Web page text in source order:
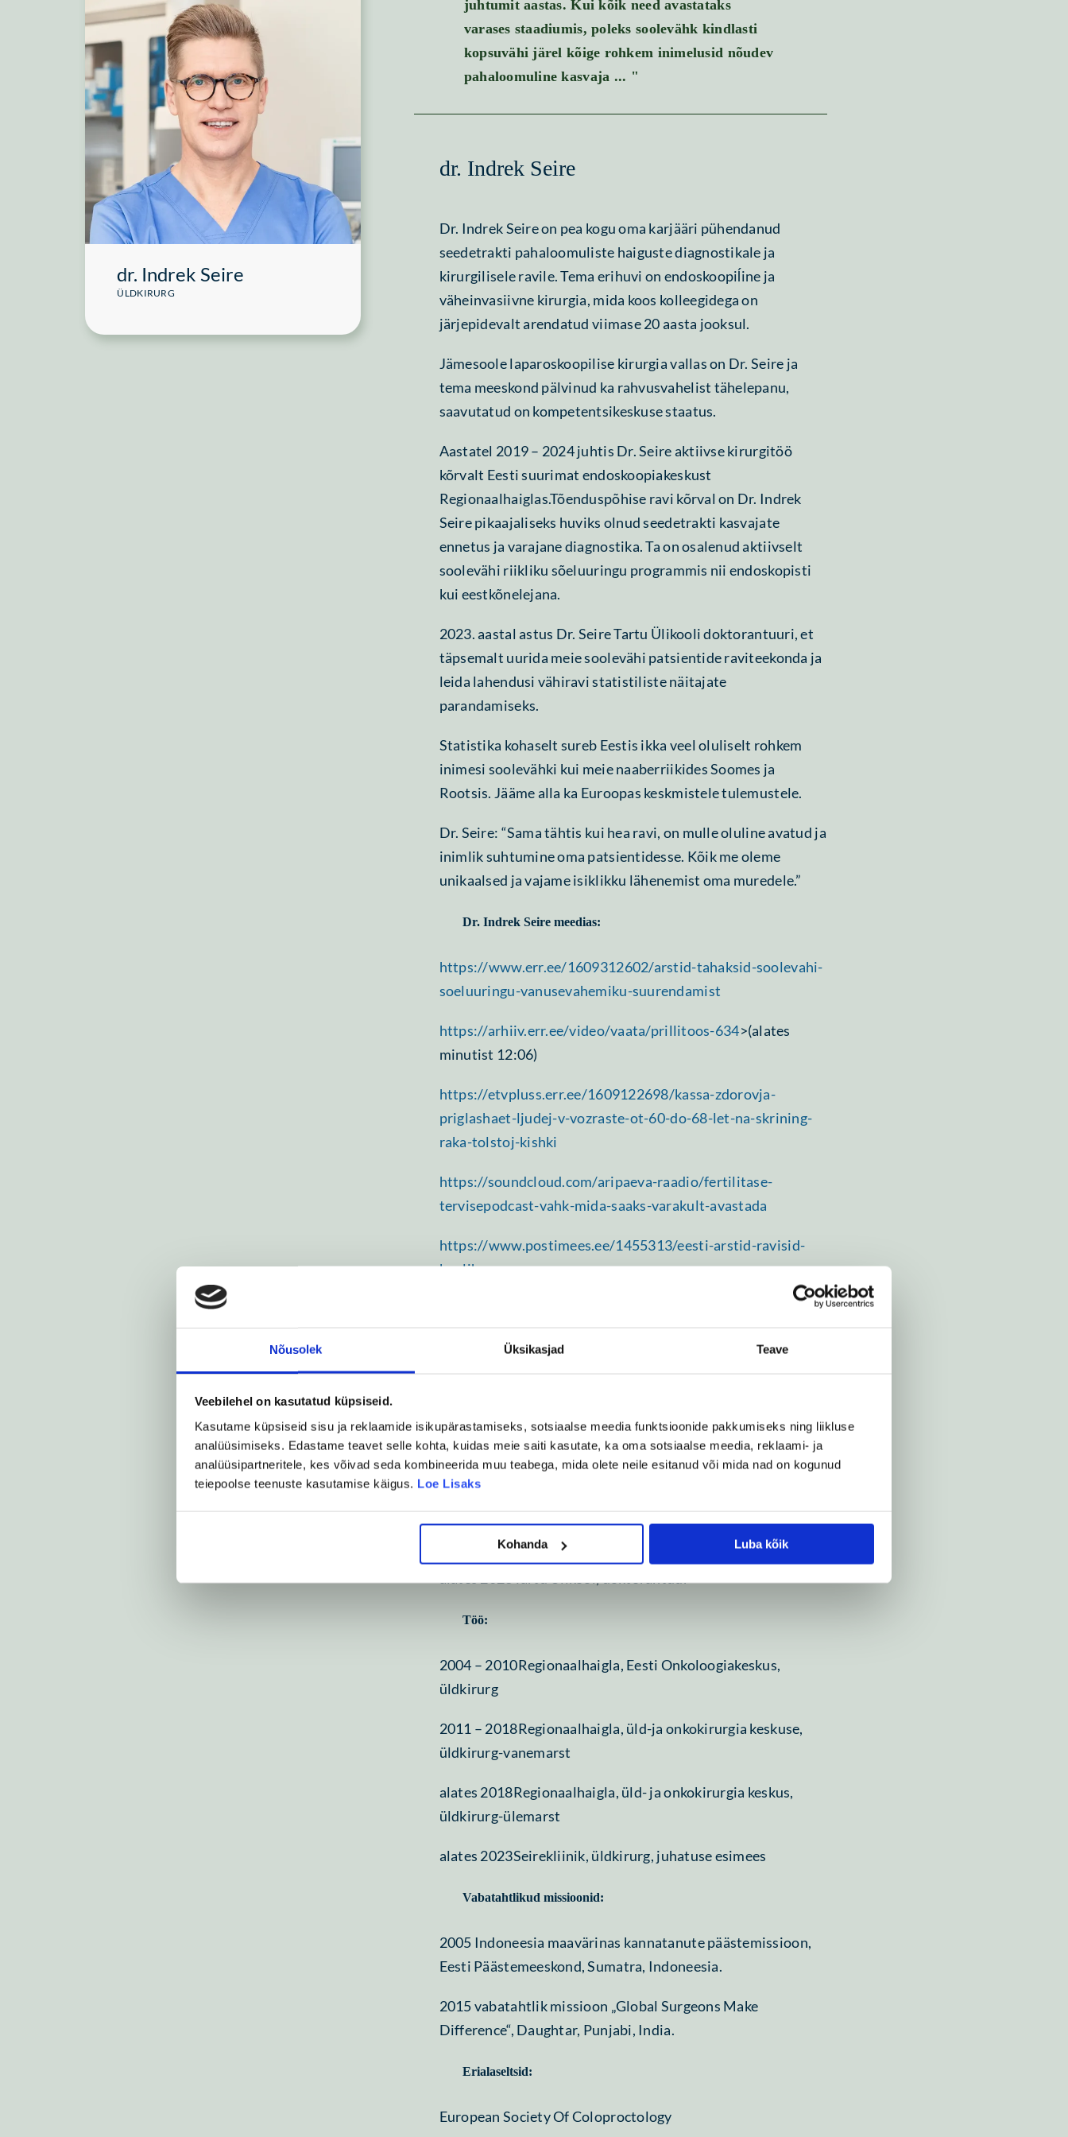
Nõusolek Üksikasjad Teave
Veebilehel on kasutatud küpsiseid.
Kasutame küpsiseid sisu ja reklaamide isikupärastamiseks, sotsiaalse meedia funktsioonide pakkumiseks ning liikluse
analüüsimiseks. Edastame teavet selle kohta, kuidas meie saiti kasutate, ka oma sotsiaalse meedia, reklaami- ja
analüüsipartneritele, kes võivad seda kombineerida muu teabega, mida olete neile esitanud või mida nad on kogunud
teiepoolse teenuste kasutamise käigus. Loe Lisaks
Kohanda Luba kõik
dr. Indrek Seire
ÜLDKIRURG
juhtumit aastas. Kui kõik need avastataks
varases staadiumis, poleks soolevähk kindlasti
kopsuvähi järel kõige rohkem inimelusid nõudev
pahaloomuline kasvaja ... "
dr. Indrek Seire
Dr. Indrek Seire on pea kogu oma karjääri pühendanud
seedetrakti pahaloomuliste haiguste diagnostikale ja
kirurgilisele ravile. Tema erihuvi on endoskoopiĺine ja
väheinvasiivne kirurgia, mida koos kolleegidega on
järjepidevalt arendatud viimase 20 aasta jooksul.
Jämesoole laparoskoopilise kirurgia vallas on Dr. Seire ja
tema meeskond pälvinud ka rahvusvahelist tähelepanu,
saavutatud on kompetentsikeskuse staatus.
Aastatel 2019 – 2024 juhtis Dr. Seire aktiivse kirurgitöö
kõrvalt Eesti suurimat endoskoopiakeskust
Regionaalhaiglas.Tõenduspõhise ravi kõrval on Dr. Indrek
Seire pikaajaliseks huviks olnud seedetrakti kasvajate
ennetus ja varajane diagnostika. Ta on osalenud aktiivselt
soolevähi riikliku sõeluuringu programmis nii endoskopisti
kui eestkõnelejana.
2023. aastal astus Dr. Seire Tartu Ülikooli doktorantuuri, et
täpsemalt uurida meie soolevähi patsientide raviteekonda ja
leida lahendusi vähiravi statistiliste näitajate
parandamiseks.
Statistika kohaselt sureb Eestis ikka veel oluliselt rohkem
inimesi soolevähki kui meie naaberriikides Soomes ja
Rootsis. Jääme alla ka Euroopas keskmistele tulemustele.
Dr. Seire: “Sama tähtis kui hea ravi, on mulle oluline avatud ja
inimlik suhtumine oma patsientidesse. Kõik me oleme
unikaalsed ja vajame isiklikku lähenemist oma muredele.”
Dr. Indrek Seire meedias:
https://www.err.ee/1609312602/arstid-tahaksid-soolevahi-
soeluuringu-vanusevahemiku-suurendamist
https://arhiiv.err.ee/video/vaata/prillitoos-634>(alates
minutist 12:06)
https://etvpluss.err.ee/1609122698/kassa-zdorovja-
priglashaet-ljudej-v-vozraste-ot-60-do-68-let-na-skrining-
raka-tolstoj-kishki
https://soundcloud.com/aripaeva-raadio/fertilitase-
tervisepodcast-vahk-mida-saaks-varakult-avastada
https://www.postimees.ee/1455313/eesti-arstid-ravisid-
kuulihaavu
maovahki-vaheneb
Haridus:
1978 – 1989Paide 3. Keskkool
1989 – 1995Tartu Ülikool, arstiteaduskond
1999 – 2004Tartu Ülikool, üldkirurgia residentuur
Töö:
2004 – 2010Regionaalhaigla, Eesti Onkoloogiakeskus,
üldkirurg
2011 – 2018Regionaalhaigla, üld-ja onkokirurgia keskuse,
üldkirurg-vanemarst
alates 2018Regionaalhaigla, üld- ja onkokirurgia keskus,
üldkirurg-ülemarst
alates 2023Seirekliinik, üldkirurg, juhatuse esimees
Vabatahtlikud missioonid:
2005 Indoneesia maavärinas kannatanute päästemissioon,
Eesti Päästemeeskond, Sumatra, Indoneesia.
2015 vabatahtlik missioon „Global Surgeons Make
Difference“, Daughtar, Punjabi, India.
Erialaseltsid:
European Society Of Coloproctology